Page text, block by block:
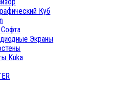
Куб
Экраны
Kuka